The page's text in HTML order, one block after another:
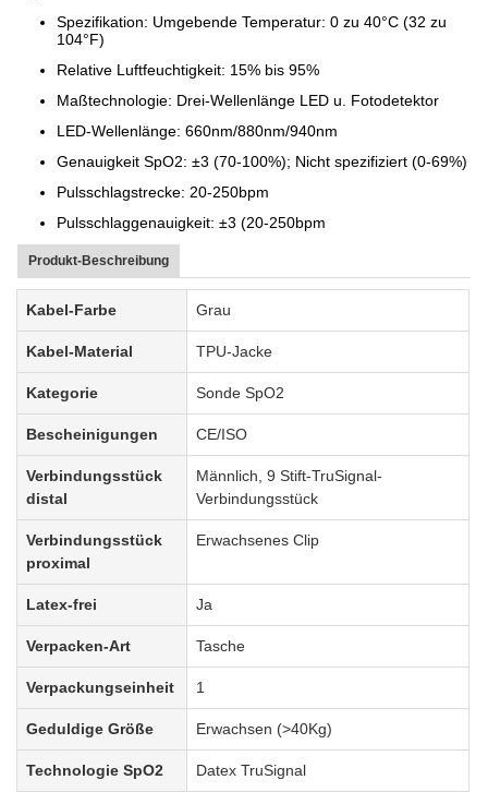
Spezifikation: Umgebende Temperatur: 0 zu 40°C (32 zu
104°F)
Relative Luftfeuchtigkeit: 15% bis 95%
Maßtechnologie: Drei-Wellenlänge LED u. Fotodetektor
LED-Wellenlänge: 660nm/880nm/940nm
Genauigkeit SpO2: ±3 (70-100%); Nicht spezifiziert (0-69%)
Pulsschlagstrecke: 20-250bpm
Pulsschlaggenauigkeit: ±3 (20-250bpm
Produkt-Beschreibung
Kabel-Farbe Grau
Kabel-Material TPU-Jacke
Kategorie Sonde SpO2
Bescheinigungen CE/ISO
Verbindungsstück
distal
Männlich, 9 Stift-TruSignal-
Verbindungsstück
Verbindungsstück
proximal
Erwachsenes Clip
Latex-frei Ja
Verpacken-Art Tasche
Verpackungseinheit 1
Geduldige Größe Erwachsen (>40Kg)
Technologie SpO2 Datex TruSignal